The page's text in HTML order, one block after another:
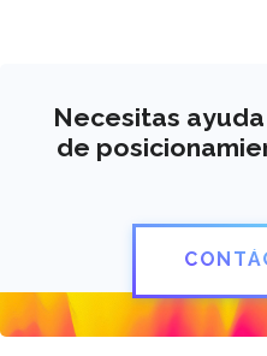
Necesitas
de